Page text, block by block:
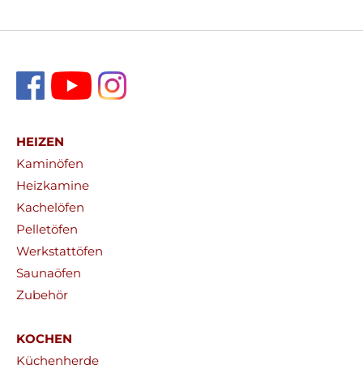
HEIZEN
Kaminöfen
Heizkamine
Kachelöfen
Pelletöfen
Werkstattöfen
Saunaöfen
Zubehör
KOCHEN
Küchenherde